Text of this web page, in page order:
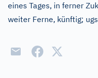
eines Tages, in ferner
weiter Ferne, künftig;